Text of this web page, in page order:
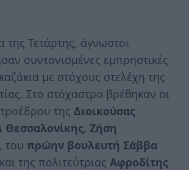
Τετάρτης, άγνωστοι
συντονισμένες εμπρηστικές
με στόχους στελέχη της
Στο στόχαστρο βρέθηκαν οι
της Διοικούσας
Θεσσαλονίκης, Ζήση
, του πρώην βουλευτή Σάββα
και της πολιτεύτριας Αφροδίτης